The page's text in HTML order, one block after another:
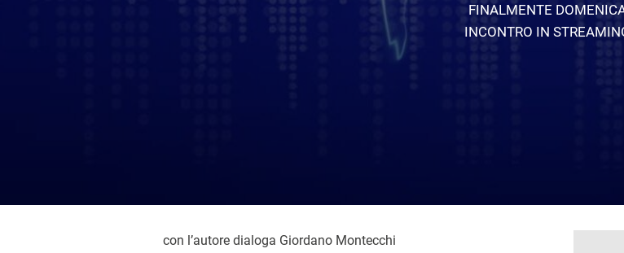
FINALMENTE
INCONTRO IN
con l’autore dialoga Giordano Montecchi